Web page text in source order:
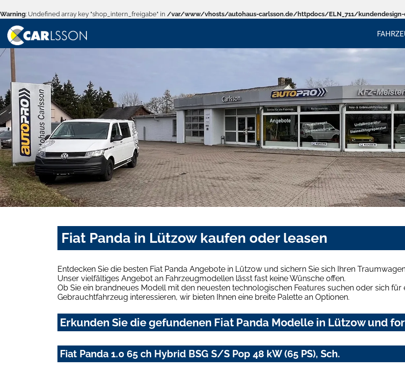
Warning: Undefined array key "shop_intern_freigabe" in /var/www/vhosts/autohaus-carlsson.de/httpdocs/ELN_711/
Fiat Panda in Lützow kaufen oder leasen
Entdecken Sie die besten Fiat Panda Angebote in Lützow und sichern Sie sich Ihren
Unser vielfältiges Angebot an Fahrzeugmodellen lässt fast keine Wünsche offen.
Ob Sie ein brandneues Modell mit den neuesten technologischen Features suchen oder sich
Gebrauchtfahrzeug interessieren, wir bieten Ihnen eine breite Palette an Optionen.
Erkunden Sie die gefundenen Fiat Panda Modelle in Lützow und
Fiat Panda 1.0 65 ch Hybrid BSG S/S Pop 48 kW (65 PS), Sch.